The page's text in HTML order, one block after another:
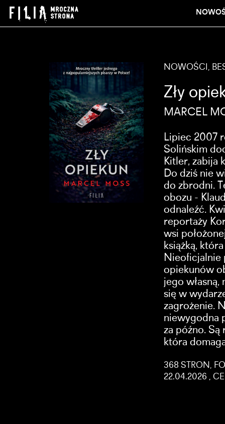
NOWOŚCI,
Zły
MARCEL
Lipiec 2007
Solińskim
Kitler, zabija
Do dziś nie
do zbrodni.
obozu -
odnaleźć.
reportaży
wsi
książką,
Nieoficjalnie
opiekunów
jego własną,
się w
zagrożenie.
niewygodna
za późno. Są
która
368 STRON,
22.04.2026 ,